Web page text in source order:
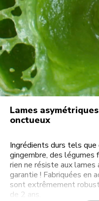
Lames
onctueux
Ingrédients durs tels que
gingembre, des
rien ne résiste aux
garantie ! Fabriquées en
sont extrêmement
de 2 ans.